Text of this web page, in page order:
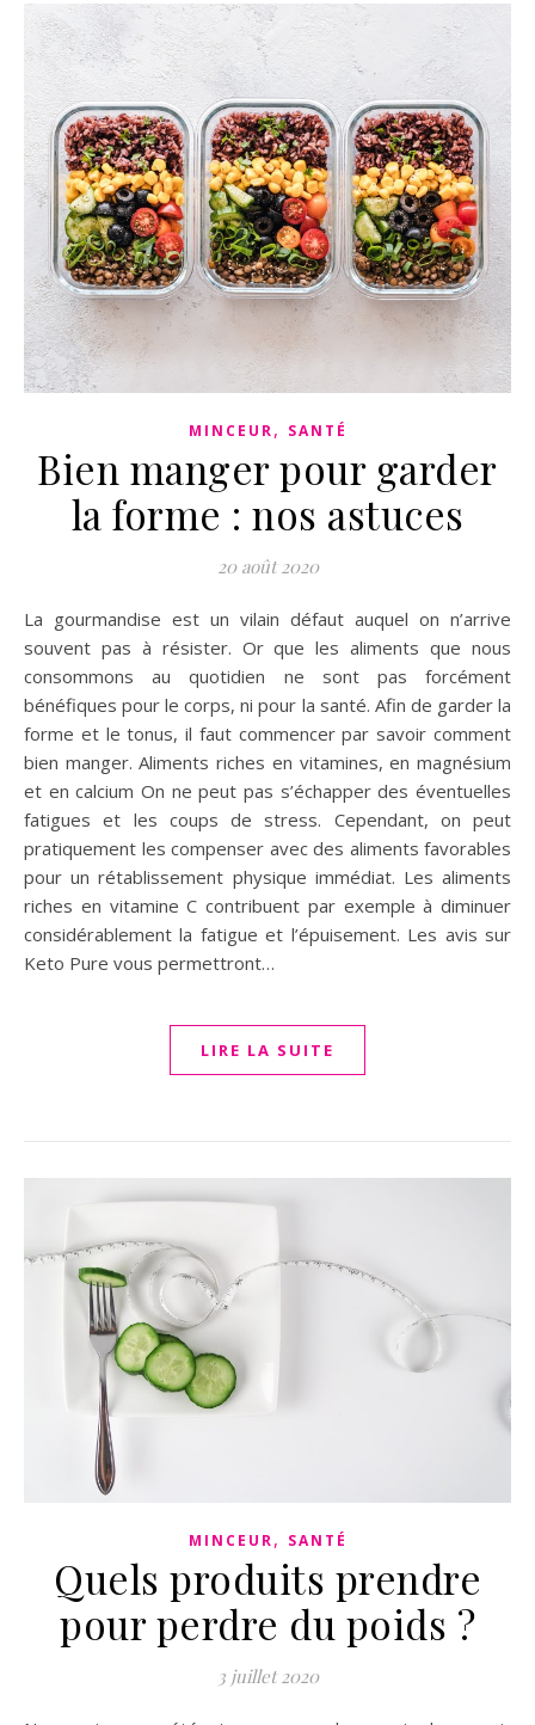
MINCEUR, SANTÉ
Bien manger pour garder
la forme : nos astuces
20 août 2020
La gourmandise est un vilain défaut auquel on n’arrive
souvent pas à résister. Or que les aliments que nous
consommons au quotidien ne sont pas forcément
bénéfiques pour le corps, ni pour la santé. Afin de garder la
forme et le tonus, il faut commencer par savoir comment
bien manger. Aliments riches en vitamines, en magnésium
et en calcium On ne peut pas s’échapper des éventuelles
fatigues et les coups de stress. Cependant, on peut
pratiquement les compenser avec des aliments favorables
pour un rétablissement physique immédiat. Les aliments
riches en vitamine C contribuent par exemple à diminuer
considérablement la fatigue et l’épuisement. Les avis sur
Keto Pure vous permettront…
LIRE LA SUITE
MINCEUR, SANTÉ
Quels produits prendre
pour perdre du poids ?
3 juillet 2020